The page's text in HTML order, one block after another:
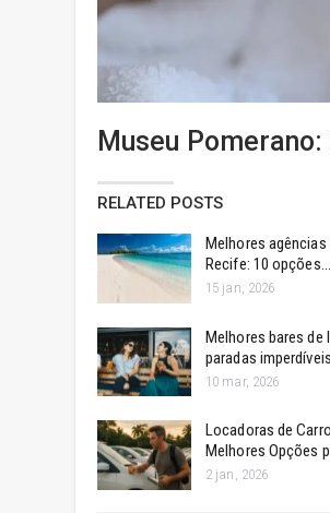
Museu
RELATED POSTS
Melhores
Recife: 10 opções…
15 jan, 2026
Melhores bares de
paradas
10 mar, 2026
Locadoras de
Melhores Opções
2 jan, 2026